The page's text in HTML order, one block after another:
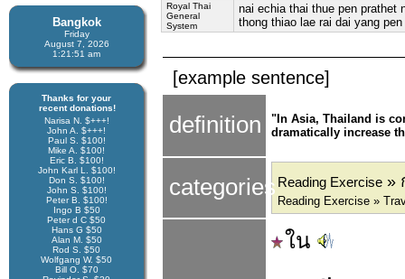
Bangkok
Friday
August 7, 2026
1:21:52 am
Thanks for your
recent donations!
Narisa N. $+++!
John A. $+++!
Paul S. $100!
Mike A. $100!
Eric B. $100!
John Karl L. $100!
Don S. $100!
John S. $100!
Peter B. $100!
Ingo B $50
Peter d C $50
Hans G $50
Alan M. $50
Rod S. $50
Wolfgang W. $50
Bill O. $70
Royal Thai
General
System
nai echia thai thue pen prathet
thong thiao lae rai dai yang
[example sentence]
definition
"In Asia, Thailand is
dramatically increase
categories Reading Exercise »
Reading Exercise »
ใน